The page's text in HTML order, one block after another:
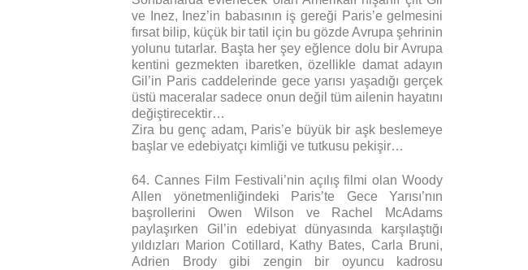
ve Inez, Inez’in babasının iş gereği Paris’e gelmesini
fırsat bilip, küçük bir tatil için bu gözde Avrupa şehrinin
yolunu tutarlar. Başta her şey eğlence dolu bir Avrupa
kentini gezmekten ibaretken, özellikle damat adayın
Gil’in Paris caddelerinde gece yarısı yaşadığı gerçek
üstü maceralar sadece onun değil tüm ailenin hayatını
değiştirecektir…
Zira bu genç adam, Paris’e büyük bir aşk beslemeye
başlar ve edebiyatçı kimliği ve tutkusu pekişir…
64. Cannes Film Festivali’nin açılış filmi olan Woody
Allen yönetmenliğindeki Paris’te Gece Yarısı’nın
başrollerini Owen Wilson ve Rachel McAdams
paylaşırken Gil’in edebiyat dünyasında karşılaştığı
yıldızları Marion Cotillard, Kathy Bates, Carla Bruni,
Adrien Brody gibi zengin bir oyuncu kadrosu